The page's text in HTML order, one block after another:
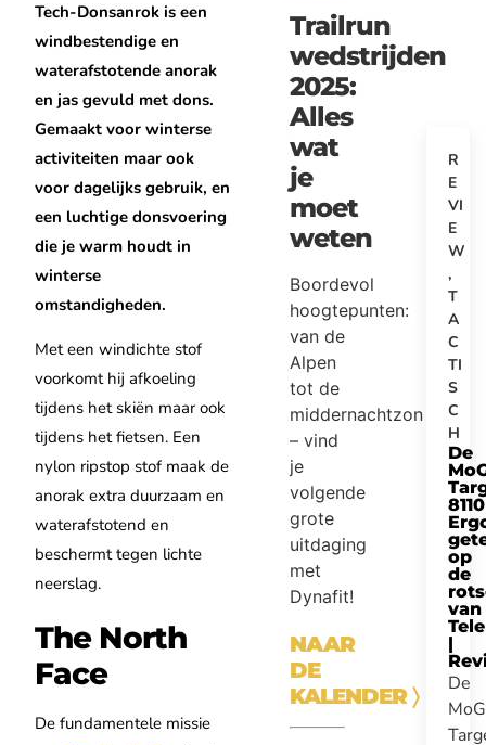
Tech-Donsanrok is een
windbestendige en
waterafstotende anorak
en jas gevuld met dons.
Gemaakt voor winterse
activiteiten maar ook
voor dagelijks gebruik, en
een luchtige donsvoering
die je warm houdt in
winterse
omstandigheden.
Met een windichte stof
voorkomt hij afkoeling
tijdens het skiën maar ook
tijdens het fietsen. Een
nylon ripstop stof maak de
anorak extra duurzaam en
waterafstotend en
beschermt tegen lichte
neerslag.
The North
Face
De fundamentele missie
Trailrun
wedstrijden
2025:
Alles
wat
je
moet
weten
Boordevol
hoogtepunten:
van de
Alpen
tot de
middernachtzon
– vind
je
volgende
grote
uitdaging
met
Dynafit!
NAAR
DE
KALENDER〉
R
E
VI
E
W
,
T
A
C
TI
S
C
H
De
8110
op
de
van
|
De
MoG